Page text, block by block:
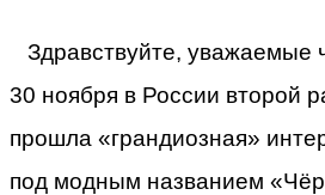
Здравствуйте, уважаемые
30 ноября в России второй
прошла «грандиозная»
под модным названием